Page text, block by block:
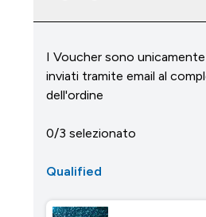
I Voucher sono
inviati tramite email al
dell'ordine
0/3 selezionato
Qualified